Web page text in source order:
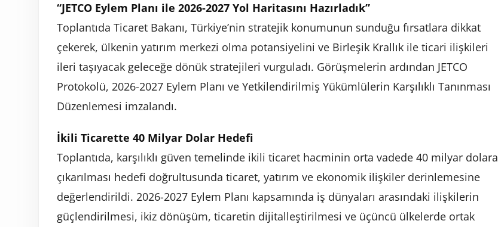
“JETCO Eylem Planı ile 2026-2027 Yol Haritasını Hazırladık”
Toplantıda Ticaret Bakanı, Türkiye’nin stratejik konumunun sunduğu fırsatlara dikkat
çekerek, ülkenin yatırım merkezi olma potansiyelini ve Birleşik Krallık ile ticari ilişkileri
ileri taşıyacak geleceğe dönük stratejileri vurguladı. Görüşmelerin ardından JETCO
Protokolü, 2026-2027 Eylem Planı ve Yetkilendirilmiş Yükümlülerin Karşılıklı Tanınması
Düzenlemesi imzalandı.
İkili Ticarette 40 Milyar Dolar Hedefi
Toplantıda, karşılıklı güven temelinde ikili ticaret hacminin orta vadede 40 milyar dolara
çıkarılması hedefi doğrultusunda ticaret, yatırım ve ekonomik ilişkiler derinlemesine
değerlendirildi. 2026-2027 Eylem Planı kapsamında iş dünyaları arasındaki ilişkilerin
güçlendirilmesi, ikiz dönüşüm, ticaretin dijitalleştirilmesi ve üçüncü ülkelerde ortak